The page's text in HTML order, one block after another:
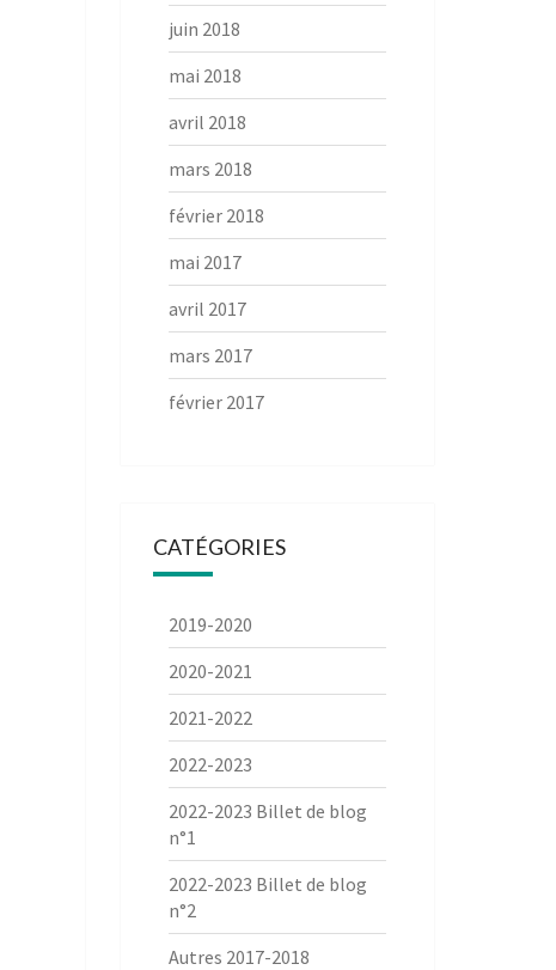
juin 2018
mai 2018
avril 2018
mars 2018
février 2018
mai 2017
avril 2017
mars 2017
février 2017
CATÉGORIES
2019-2020
2020-2021
2021-2022
2022-2023
2022-2023 Billet de blog
n°1
2022-2023 Billet de blog
n°2
Autres 2017-2018